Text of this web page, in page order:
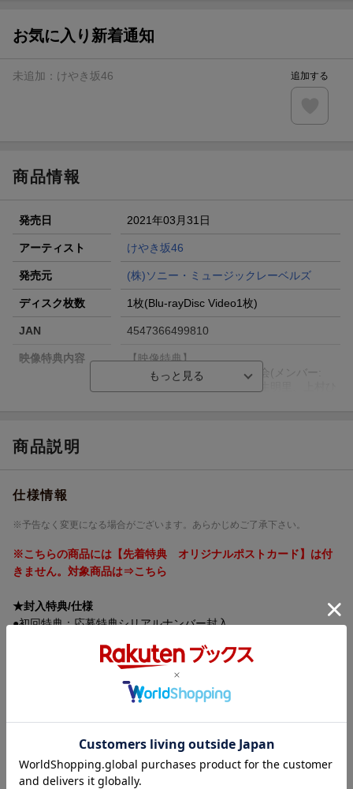
お気に入り新着通知
未追加： けやき坂46 追加する
商品情報
発売日 2021年03月31日
アーティスト けやき坂46
発売元 (株)ソニー・ミュージックレーベルズ
ディスク枚数 1枚(Blu-rayDisc Video1枚)
JAN 4547366499810
映像特典内容
【映像特典】
未公開映像／メンバー座談会(メンバー:
販売元
色彩 カラー
音声方式 リニアPCMステレオ(オリジナル音声方式)
日本
ーHIRAGANA OSHI-[HINATA NO VARIETY
JOOU TANJOU HEN]
商品説明
仕様情報
※予告なく変更になる場合がございます。あらかじめご了承下さい。
※こちらの商品には【先着特典 オリジナルポストカード】は付
きません。対象商品は⇒こちら
★封入特典/仕様
●初回特典：応募特典シリアルナンバー封入
佐々木美玲・高本彩花の5名が、
2018年4月9日から2019年4月1日まで放送されていた「ひらがな
推し」の中からファンの皆さんにお薦めしたい放送回をピックア